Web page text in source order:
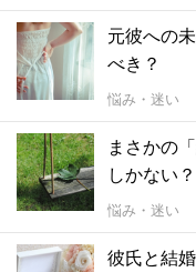
元彼への
べき？
悩み・迷い
まさかの
しかない？
悩み・迷い
彼氏と結